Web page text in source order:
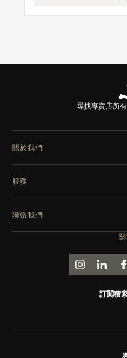
《THE PERPETUAL
THE SOUND MAKER
STELLAR ODYSSEY
精湛工藝：108 種工藝
尋找專賣店所
前往積家前往積
訂閱積
關於我們
服務
聯絡我們